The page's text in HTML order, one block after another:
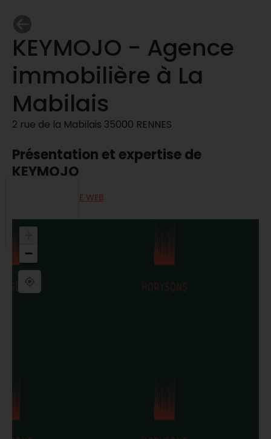
KEYMOJO - Agence
immobilière à La
Mabilais
2 rue de la Mabilais 35000 RENNES
Présentation et expertise de
KEYMOJO
ALLER SUR LE SITE WEB
−